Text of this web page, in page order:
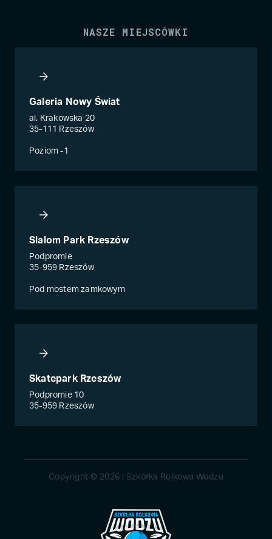
NASZE MIEJSCÓWKI
Galeria Nowy Świat
al. Krakowska 20
35-111 Rzeszów
Poziom -1
Slalom Park Rzeszów
Podpromie
35-959 Rzeszów
Pod mostem zamkowym
Skatepark Rzeszów
Podpromie 10
35-959 Rzeszów
Copyright © 2026 | Szkółka Rolkowa Wodzu